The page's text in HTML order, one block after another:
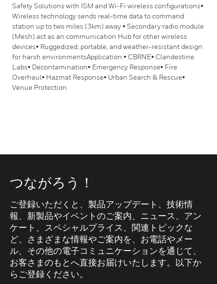
Safety Solutions with ISM and Wi-Fi wireless configurations•
Wireless technology sends real-time data to command
station up to two miles (3km) away • Secondary radio module
(Mesh) act as an communication Hub for other wireless
devices• Ruggedized, portable, and weather-resistant design
for harsh environmentsApplication:• CBRNE• Clandestine
Labs• Decontamination• Emergency Response• Fire
Overhaul• Hazmat Response• Urban Search & Rescue•
Venue Protection
つながろう！
ご登録いただくと、製品アップデート、技術情
報、新製品やイベントのご案内、ニュース、アン
ケート、スペシャルプライス、関連トピックな
ど、さまざまな情報やご案内を、お電話やメー
ル、その他の電子コミュニケーションを通じて、
お客さまのもとへ直接お届けいたします。以下か
らご登録ください。